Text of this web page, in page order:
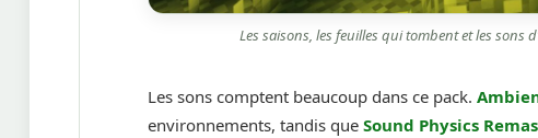
Les saisons, les feuilles qui tombent et les sons
Les sons comptent beaucoup dans ce pack.
environnements, tandis queSound Physics